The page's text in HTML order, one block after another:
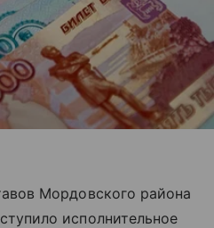
Мордовского района
исполнительное